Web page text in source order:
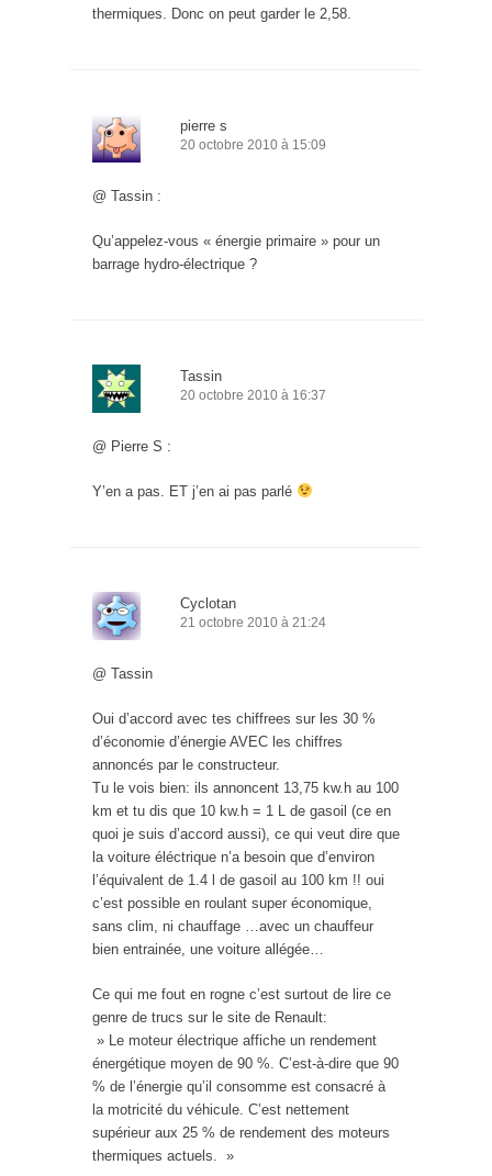
thermiques. Donc on peut garder le 2,58.
pierre s
20 octobre 2010 à 15:09
@ Tassin :
Qu’appelez-vous « énergie primaire » pour un
barrage hydro-électrique ?
Tassin
20 octobre 2010 à 16:37
@ Pierre S :
Y’en a pas. ET j’en ai pas parlé
Cyclotan
21 octobre 2010 à 21:24
@ Tassin
Oui d’accord avec tes chiffrees sur les 30 %
d’économie d’énergie AVEC les chiffres
annoncés par le constructeur.
Tu le vois bien: ils annoncent 13,75 kw.h au 100
km et tu dis que 10 kw.h = 1 L de gasoil (ce en
quoi je suis d’accord aussi), ce qui veut dire que
la voiture éléctrique n’a besoin que d’environ
l’équivalent de 1.4 l de gasoil au 100 km !! oui
c’est possible en roulant super économique,
sans clim, ni chauffage …avec un chauffeur
bien entrainée, une voiture allégée…
Ce qui me fout en rogne c’est surtout de lire ce
genre de trucs sur le site de Renault:
» Le moteur électrique affiche un rendement
énergétique moyen de 90 %. C’est-à-dire que 90
% de l’énergie qu’il consomme est consacré à
la motricité du véhicule. C’est nettement
supérieur aux 25 % de rendement des moteurs
thermiques actuels. »